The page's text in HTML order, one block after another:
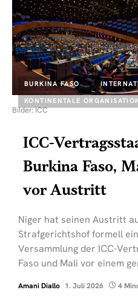
Bilder: ICC
BURKINA FASO
KONTINENTALE
ICC-
Burkina Faso,
vor Austritt
Niger hat seinen Austritt
Strafgerichtshof formell
Versammlung der ICC-
Faso und Mali vor einem
Amani Diallo 1. Juli 2026 4